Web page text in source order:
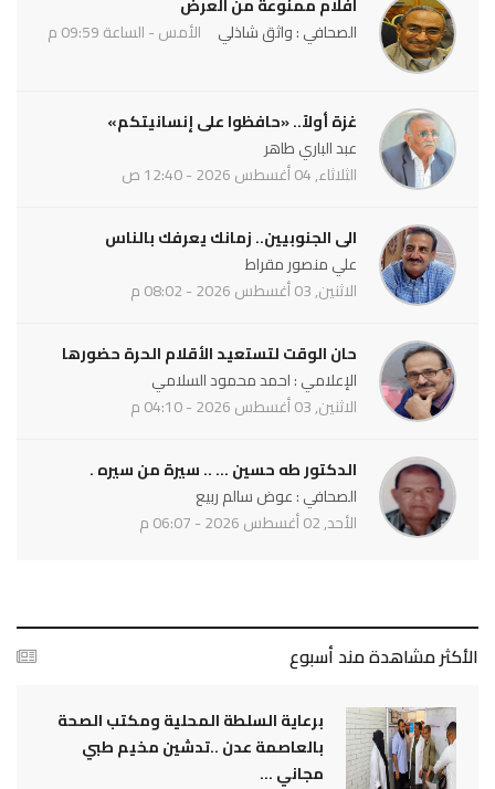
الصحافي : واثق شاذلي
الأمس - الساعة 09:59 م
غزة أولاً.. «حافظوا على إنسانيتكم»
عبد الباري طاهر
الثلاثاء, 04 أغسطس 2026 - 12:40 ص
الى الجنوبيين.. زمانك يعرفك بالناس
علي منصور مقراط
الاثنين, 03 أغسطس 2026 - 08:02 م
حان الوقت لتستعيد الأقلام الحرة حضورها
الإعلامي : احمد محمود السلامي
الاثنين, 03 أغسطس 2026 - 04:10 م
الدكتور طه حسين ... .. سيرة من سيره .
الصحافي : عوض سالم ربيع
الأحد, 02 أغسطس 2026 - 06:07 م
الأكثر مشاهدة مند أسبوع
برعاية السلطة المحلية ومكتب الصحة
بالعاصمة عدن ..تدشين مخيم طبي
مجاني ...